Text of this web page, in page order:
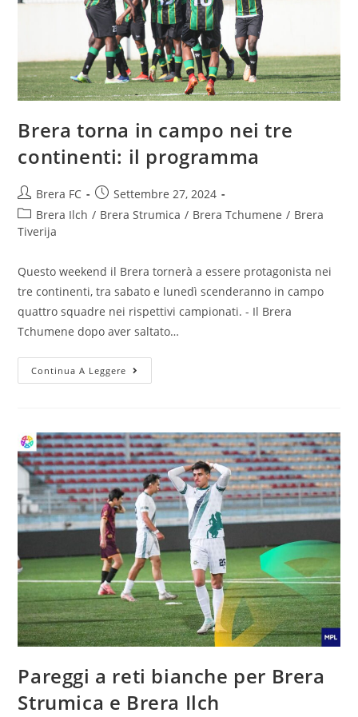
Brera torna in campo nei tre
continenti: il programma
Brera FC
Settembre 27, 2024
Brera Ilch / Brera Strumica / Brera Tchumene / Brera
Tiverija
Questo weekend il Brera tornerà a essere protagonista nei
tre continenti, tra sabato e lunedì scenderanno in campo
quattro squadre nei rispettivi campionati. - Il Brera
Tchumene dopo aver saltato…
Continua A Leggere
Pareggi a reti bianche per Brera
Strumica e Brera Ilch